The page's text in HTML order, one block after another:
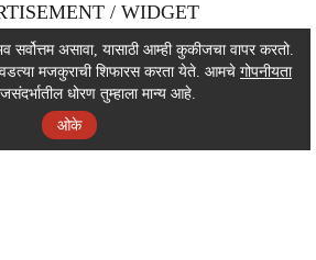
/ WIDGET
/ WIDGET
/ WIDGET
असावा, यासाठी आम्ही कुकीजचा वापर करतो.
मजकुराची शिफारस करता येते. आमचे गोपनीयता
धोरण तुम्हाला मान्य आहे.
ओके